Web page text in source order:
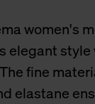
women's
elegant
fine
elastane